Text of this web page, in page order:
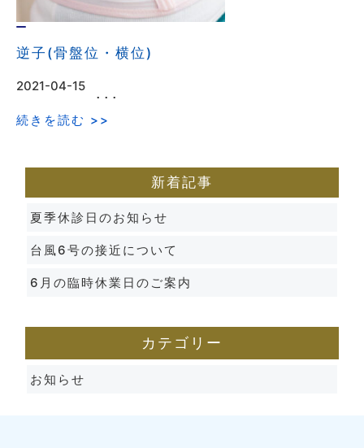
逆子(骨盤位・横位)
2021-04-15
･･･
続きを読む >>
新着記事
夏季休診日のお知らせ
台風6号の接近について
6月の臨時休業日のご案内
カテゴリー
お知らせ